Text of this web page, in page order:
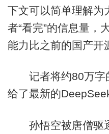
下文可以简单理解为
者“看完”的信息量，
能力比之前的国产开
记者将约80万字
给了最新的
孙悟空被唐僧驱